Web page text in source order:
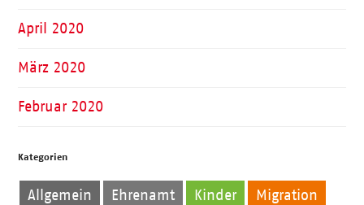
April 2020
März 2020
Februar 2020
Kategorien
Allgemein Ehrenamt Kinder Migration